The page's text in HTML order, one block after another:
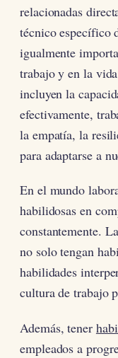
relacionadas
técnico específico
igualmente
trabajo y en la
incluyen la
efectivamente,
la empatía, la
para adaptarse a
En el mundo
habilidosas en
constantemente.
no solo tengan
habilidades
cultura de trabajo
Además, tener
empleados a